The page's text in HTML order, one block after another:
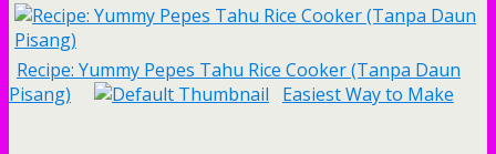
Recipe: Yummy Pepes Tahu Rice Cooker (Tanpa Daun
Pisang)
Easiest Way to Make